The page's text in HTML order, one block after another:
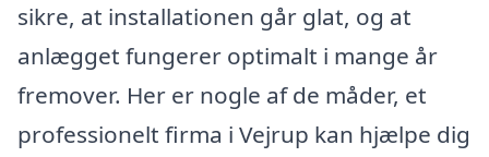
sikre, at installationen går glat, og at
anlægget fungerer optimalt i mange år
fremover. Her er nogle af de måder, et
professionelt firma i Vejrup kan hjælpe dig